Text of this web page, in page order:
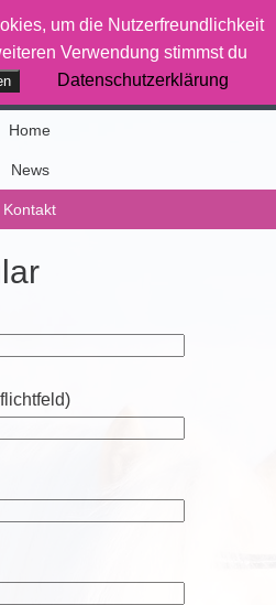
Saar
was bewegen
Home
News
Kontakt
um die Nutzerfreundlichkeit
Verwendung stimmst du
Datenschutzerklärung